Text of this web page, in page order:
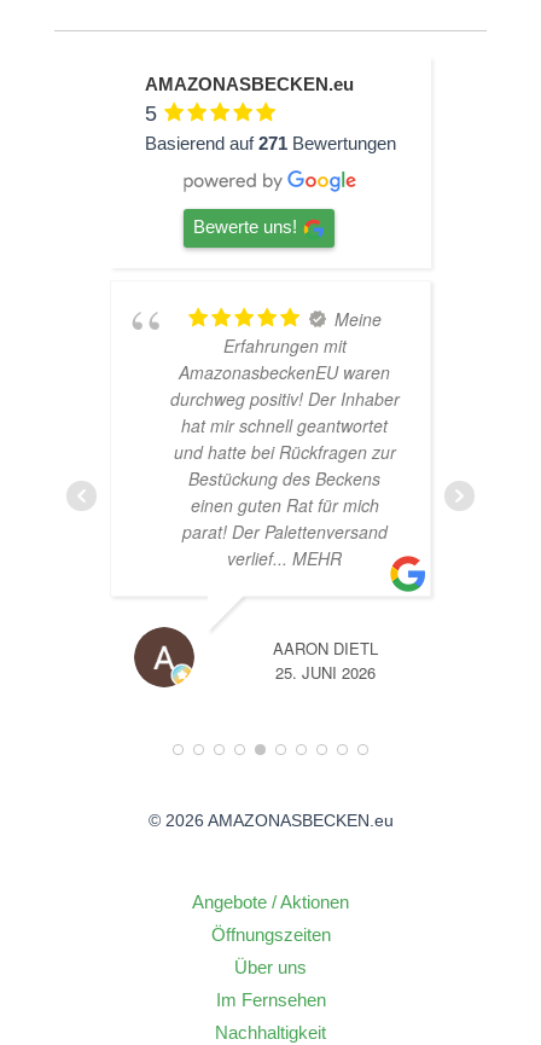
AMAZONASBECKEN.eu
5
Basierend auf271 Bewertungen
Bewerte uns!
Meine
Erfahrungen mit
AmazonasbeckenEU waren
durchweg positiv! Der Inhaber
hat mir schnell geantwortet
und hatte bei Rückfragen zur
Bestückung des Beckens
einen guten Rat für mich
parat! Der Palettenversand
verlief... MEHR
AARON DIETL
25. JUNI 2026
© 2026 AMAZONASBECKEN.eu
Angebote / Aktionen
Öffnungszeiten
Über uns
Im Fernsehen
Nachhaltigkeit